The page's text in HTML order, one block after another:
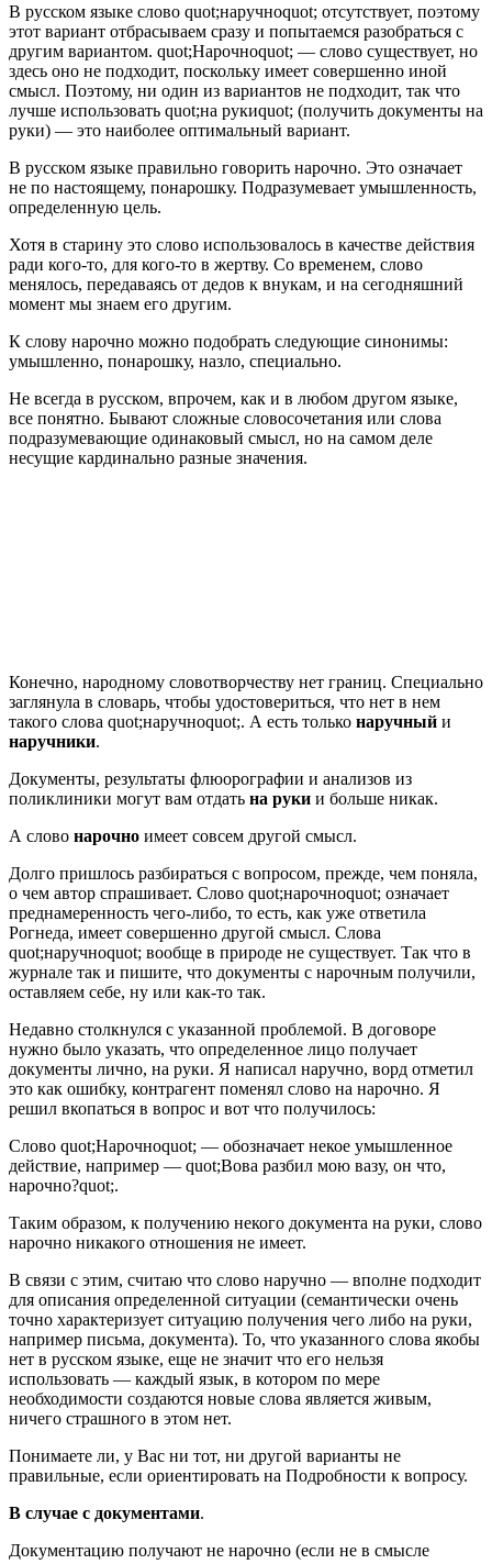
В русском языке слово quot;наручноquot; отсутствует, поэтому
этот вариант отбрасываем сразу и попытаемся разобраться с
другим вариантом. quot;Нарочноquot; — слово существует, но
здесь оно не подходит, поскольку имеет совершенно иной
смысл. Поэтому, ни один из вариантов не подходит, так что
лучше использовать quot;на рукиquot; (получить документы на
руки) — это наиболее оптимальный вариант.
В русском языке правильно говорить нарочно. Это означает
не по настоящему, понарошку. Подразумевает умышленность,
определенную цель.
Хотя в старину это слово использовалось в качестве действия
ради кого-то, для кого-то в жертву. Со временем, слово
менялось, передаваясь от дедов к внукам, и на сегодняшний
момент мы знаем его другим.
К слову нарочно можно подобрать следующие синонимы:
умышленно, понарошку, назло, специально.
Не всегда в русском, впрочем, как и в любом другом языке,
все понятно. Бывают сложные словосочетания или слова
подразумевающие одинаковый смысл, но на самом деле
несущие кардинально разные значения.
Конечно, народному словотворчеству нет границ. Специально
заглянула в словарь, чтобы удостовериться, что нет в нем
такого слова quot;наручноquot;. А есть только наручный и
наручники.
Документы, результаты флюорографии и анализов из
поликлиники могут вам отдать на руки и больше никак.
А слово нарочно имеет совсем другой смысл.
Долго пришлось разбираться с вопросом, прежде, чем поняла,
о чем автор спрашивает. Слово quot;нарочноquot; означает
преднамеренность чего-либо, то есть, как уже ответила
Рогнеда, имеет совершенно другой смысл. Слова
quot;наручноquot; вообще в природе не существует. Так что в
журнале так и пишите, что документы с нарочным получили,
оставляем себе, ну или как-то так.
Недавно столкнулся с указанной проблемой. В договоре
нужно было указать, что определенное лицо получает
документы лично, на руки. Я написал наручно, ворд отметил
это как ошибку, контрагент поменял слово на нарочно. Я
решил вкопаться в вопрос и вот что получилось:
Слово quot;Нарочноquot; — обозначает некое умышленное
действие, например — quot;Вова разбил мою вазу, он что,
нарочно?quot;.
Таким образом, к получению некого документа на руки, слово
нарочно никакого отношения не имеет.
В связи с этим, считаю что слово наручно — вполне подходит
для описания определенной ситуации (семантически очень
точно характеризует ситуацию получения чего либо на руки,
например письма, документа). То, что указанного слова якобы
нет в русском языке, еще не значит что его нельзя
использовать — каждый язык, в котором по мере
необходимости создаются новые слова является живым,
ничего страшного в этом нет.
Понимаете ли, у Вас ни тот, ни другой варианты не
правильные, если ориентировать на Подробности к вопросу.
В случае с документами.
Документацию получают не нарочно (если не в смысле